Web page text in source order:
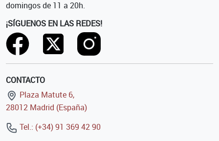
domingos de 11 a 20h.
¡SÍGUENOS EN LAS REDES!
CONTACTO
Plaza Matute 6,
28012 Madrid (España)
Tel.: (+34) 91 369 42 90